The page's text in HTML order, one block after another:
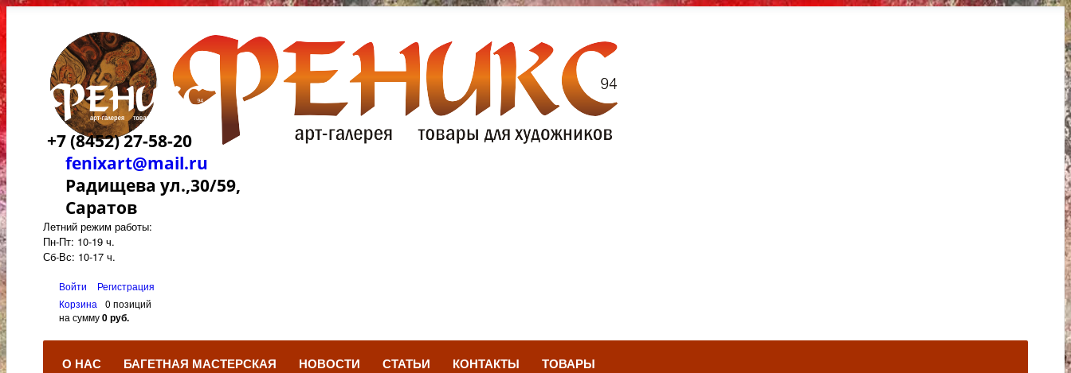
+7 (8452) 27-58-20
fenixart@mail.ru
Радищева ул.,30/59,
Саратов
Летний режим работы:
Пн-Пт: 10-19 ч.
Сб-Вс: 10-17 ч.
Войти
Регистрация
Корзина
0 позиций
на сумму0 руб.
О НАС БАГЕТНАЯ МАСТЕРСКАЯ НОВОСТИ СТАТЬИ КОНТАКТЫ ТОВАРЫ